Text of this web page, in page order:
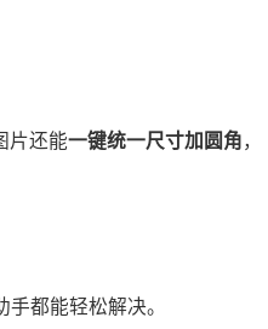
片还能一键统一尺寸加圆角，
都能轻松解决。